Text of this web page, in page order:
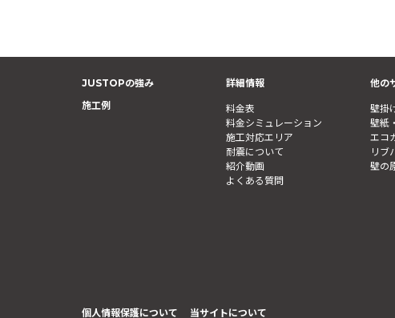
JUSTOPの強み
施工例
詳細情報
料金表
料金シミュレーション
施工対応エリア
耐震について
紹介動画
よくある質問
他の
壁掛
壁紙
エコ
リブ
壁の
個人情報保護について 当サイトについて